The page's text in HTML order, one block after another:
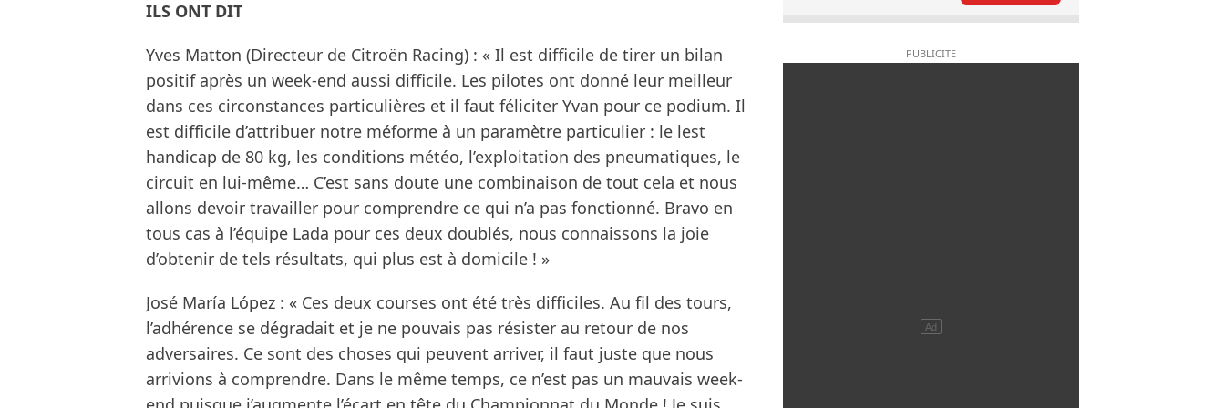
ILS ONT DIT
Yves Matton (Directeur de Citroën Racing) : « Il est difficile de tirer un bilan
positif après un week-end aussi difficile. Les pilotes ont donné leur meilleur
dans ces circonstances particulières et il faut féliciter Yvan pour ce podium. Il
est difficile d’attribuer notre méforme à un paramètre particulier : le lest
handicap de 80 kg, les conditions météo, l’exploitation des pneumatiques, le
circuit en lui-même… C’est sans doute une combinaison de tout cela et nous
allons devoir travailler pour comprendre ce qui n’a pas fonctionné. Bravo en
tous cas à l’équipe Lada pour ces deux doublés, nous connaissons la joie
d’obtenir de tels résultats, qui plus est à domicile ! »
José María López : « Ces deux courses ont été très difficiles. Au fil des tours,
l’adhérence se dégradait et je ne pouvais pas résister au retour de nos
adversaires. Ce sont des choses qui peuvent arriver, il faut juste que nous
arrivions à comprendre. Dans le même temps, ce n’est pas un mauvais week-